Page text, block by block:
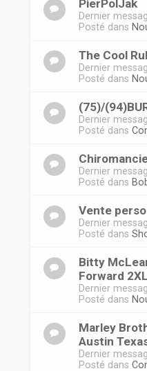
PierPolJak
Dernier
Posté dans
The Cool
Dernier
Posté dans
(75)/
Dernier
Posté dans
Dernier
Posté dans
Vente
Dernier
Posté dans
Bitty
Forward
Dernier
Posté dans
Marley
Austin
Dernier
Posté dans